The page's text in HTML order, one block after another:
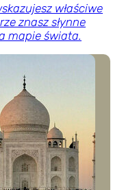
właściwe
znasz słynne
mapie świata.